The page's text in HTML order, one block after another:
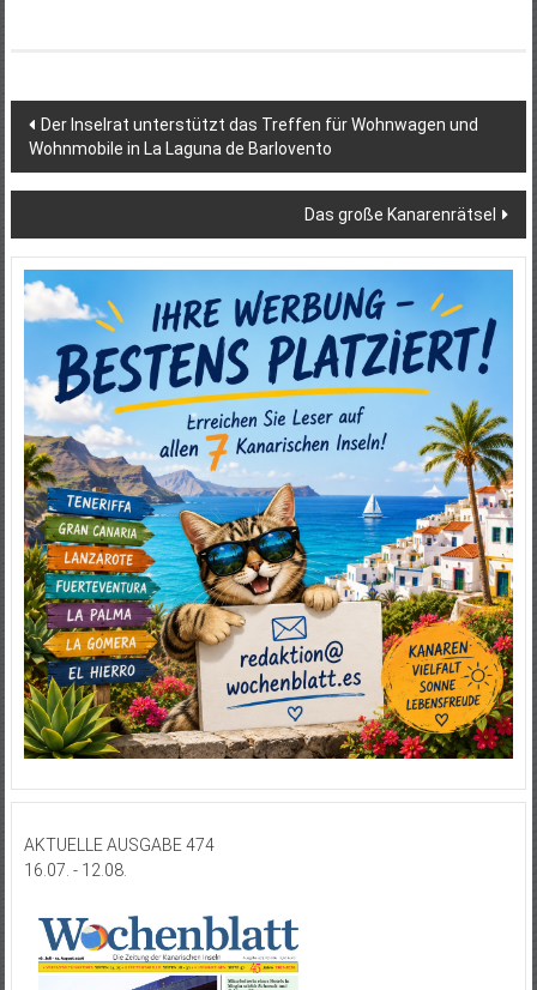
Beitragsnavigation
Der Inselrat unterstützt das Treffen für Wohnwagen und
Wohnmobile in La Laguna de Barlovento
Das große Kanarenrätsel
AKTUELLE AUSGABE 474
16.07. - 12.08.